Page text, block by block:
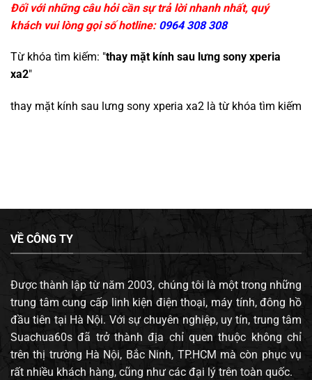
Đối với những câu hỏi cần sự trả lời nhanh nhất, quý
khách vui lòng gọi số hotline: 0964 308 308
Từ khóa tìm kiếm: "thay mặt kính sau lưng sony xperia
xa2"
thay mặt kính sau lưng sony xperia xa2 là từ khóa tìm kiếm
VỀ CÔNG TY
Được thành lập từ năm 2003, chúng tôi là một trong những
trung tâm cung cấp linh kiện điện thoại, máy tính, đông hồ
đầu tiên tại Hà Nội. Với sự chuyên nghiệp, uy tín, trung tâm
Suachua60s đã trở thành địa chỉ quen thuộc không chỉ
trên thị trường Hà Nội, Bắc Ninh, TP.HCM mà còn phục vụ
rất nhiều khách hàng, cũng như các đại lý trên toàn quốc.